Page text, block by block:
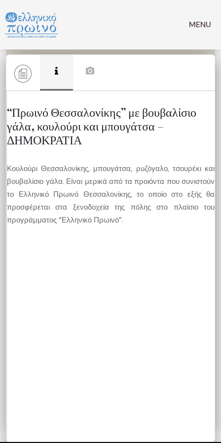
σε
περιεχόμενο
MENU
“Πρωινό Θεσσαλονίκης” με βουβαλίσιο
γάλα, κουλούρι και μπουγάτσα –
ΔΗΜΟΚΡΑΤΙΑ
Κουλούρι Θεσσαλονίκης, μπουγάτσα, ρυζόγαλο, τσουρέκι και
βουβαλίσιο γάλα. Είναι μερικά από τα προιόντα που συνιστούν
το Ελληνικό Πρωινό Θεσσαλονίκης, το οποίο στο εξής θα
προσφέρεται στα ξενοδοχεία της πόλης στο πλαίσιο του
προγράμματος “Ελληνικό Πρωινό”.